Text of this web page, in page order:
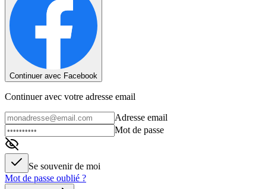
Continuer avec Facebook
Continuer avec votre adresse email
Adresse email
Mot de passe
Se souvenir de moi
Mot de passe oublié ?